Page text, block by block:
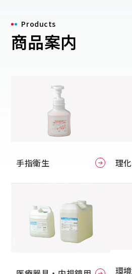
Products
商品案内
手指衛生 理
環